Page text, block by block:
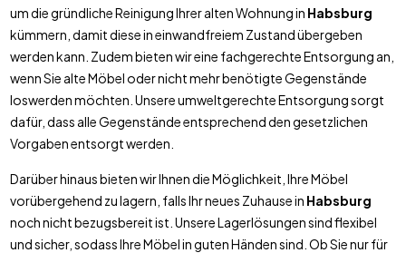
um die gründliche Reinigung Ihrer alten Wohnung in Habsburg
kümmern, damit diese in einwandfreiem Zustand übergeben
werden kann. Zudem bieten wir eine fachgerechte Entsorgung an,
wenn Sie alte Möbel oder nicht mehr benötigte Gegenstände
loswerden möchten. Unsere umweltgerechte Entsorgung sorgt
dafür, dass alle Gegenstände entsprechend den gesetzlichen
Vorgaben entsorgt werden.
Darüber hinaus bieten wir Ihnen die Möglichkeit, Ihre Möbel
vorübergehend zu lagern, falls Ihr neues Zuhause in Habsburg
noch nicht bezugsbereit ist. Unsere Lagerlösungen sind flexibel
und sicher, sodass Ihre Möbel in guten Händen sind. Ob Sie nur für